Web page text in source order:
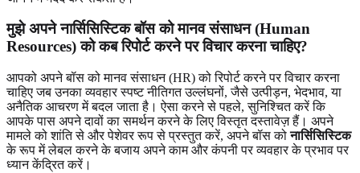
मुझे अपने नार्सिसिस्टिक बॉस को मानव संसाधन (Human
Resources) को कब रिपोर्ट करने पर विचार करना चाहिए?
आपको अपने बॉस को मानव संसाधन (HR) को रिपोर्ट करने पर विचार करना
चाहिए जब उनका व्यवहार स्पष्ट नीतिगत उल्लंघनों, जैसे उत्पीड़न, भेदभाव, या
अनैतिक आचरण में बदल जाता है। ऐसा करने से पहले, सुनिश्चित करें कि
आपके पास अपने दावों का समर्थन करने के लिए विस्तृत दस्तावेज़ हैं। अपने
मामले को शांति से और पेशेवर रूप से प्रस्तुत करें, अपने बॉस कोनार्सिसिस्टिक
के रूप में लेबल करने के बजाय अपने काम और कंपनी पर व्यवहार के प्रभाव पर
ध्यान केंद्रित करें।